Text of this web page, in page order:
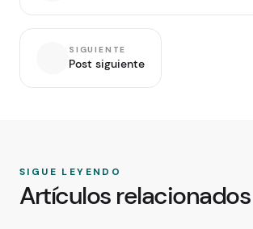
SIGUIENTE
Post siguiente
SIGUE LEYENDO
Artículos relacionados